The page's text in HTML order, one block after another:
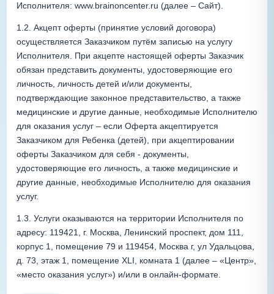
Исполнителя: www.brainoncenter.ru (далее – Сайт).
1.2. Акцепт оферты (принятие условий договора)
осуществляется Заказчиком путём записью на услугу
Исполнителя. При акцепте настоящей оферты Заказчик
обязан представить документы, удостоверяющие его
личность, личность детей и/или документы,
подтверждающие законное представительство, а также
медицинские и другие данные, необходимые Исполнителю
для оказания услуг – если Оферта акцептируется
Заказчиком для Ребенка (детей), при акцептировании
оферты Заказчиком для себя - документы,
удостоверяющие его личность, а также медицинские и
другие данные, необходимые Исполнителю для оказания
услуг.
1.3. Услуги оказываются на территории Исполнителя по
адресу: 119421, г. Москва, Ленинский проспект, дом 111,
корпус 1, помещение 79 и 119454, Москва г, ул Удальцова,
д. 73, этаж 1, помещение XLI, комната 1 (далее – «Центр»,
«место оказания услуг») и/или в онлайн-формате.